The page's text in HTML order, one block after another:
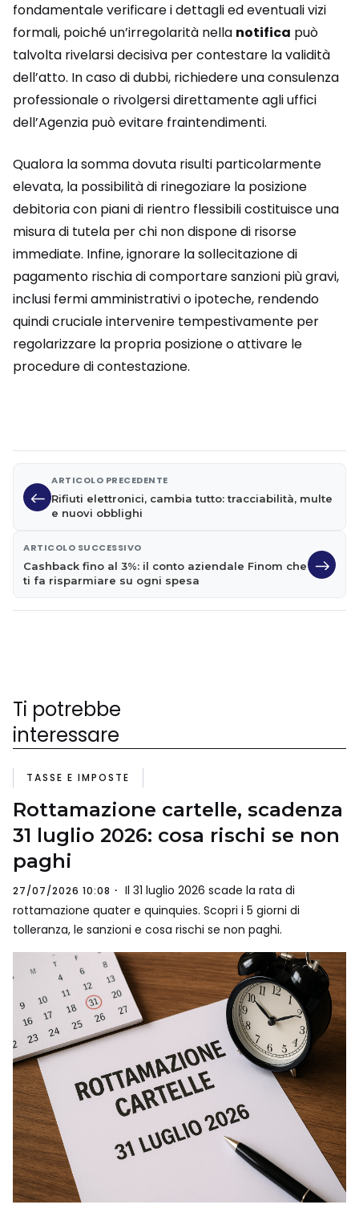
fondamentale verificare i dettagli ed eventuali vizi
formali, poiché un’irregolarità nella notifica può
talvolta rivelarsi decisiva per contestare la validità
dell’atto. In caso di dubbi, richiedere una consulenza
professionale o rivolgersi direttamente agli uffici
dell’Agenzia può evitare fraintendimenti.
Qualora la somma dovuta risulti particolarmente
elevata, la possibilità di rinegoziare la posizione
debitoria con piani di rientro flessibili costituisce una
misura di tutela per chi non dispone di risorse
immediate. Infine, ignorare la sollecitazione di
pagamento rischia di comportare sanzioni più gravi,
inclusi fermi amministrativi o ipoteche, rendendo
quindi cruciale intervenire tempestivamente per
regolarizzare la propria posizione o attivare le
procedure di contestazione.
ARTICOLO PRECEDENTE
Rifiuti elettronici, cambia tutto: tracciabilità, multe
e nuovi obblighi
ARTICOLO SUCCESSIVO
Cashback fino al 3%: il conto aziendale Finom che
ti fa risparmiare su ogni spesa
Ti potrebbe
interessare
TASSE E IMPOSTE
Rottamazione cartelle, scadenza
31 luglio 2026: cosa rischi se non
paghi
27/07/2026 10:08
Il 31 luglio 2026 scade la rata di
rottamazione quater e quinquies. Scopri i 5 giorni di
tolleranza, le sanzioni e cosa rischi se non paghi.